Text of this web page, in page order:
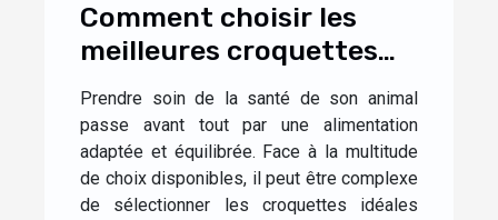
Comment choisir les
meilleures croquettes
pour le bien-être de
votre animal ?
Prendre soin de la santé de son animal
passe avant tout par une alimentation
adaptée et équilibrée. Face à la multitude
de choix disponibles, il peut être complexe
de sélectionner les croquettes idéales